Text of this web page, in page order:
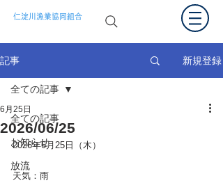
仁淀川漁業協同組合
記事 新規登録
全ての記事
お知らせ
放流
全ての記事
2026/06/25
6月25日
2026年6月25日（木）
天気：雨